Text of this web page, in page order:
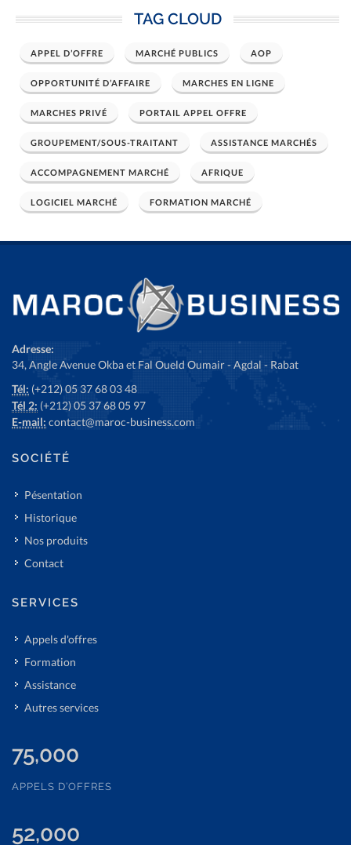
TAG CLOUD
APPEL D’OFFRE MARCHÉ PUBLICS AOP
OPPORTUNITÉ D’AFFAIRE MARCHES EN LIGNE
MARCHES PRIVÉ PORTAIL APPEL OFFRE
GROUPEMENT/SOUS-TRAITANT ASSISTANCE MARCHÉS
ACCOMPAGNEMENT MARCHÉ AFRIQUE
LOGICIEL MARCHÉ FORMATION MARCHÉ
Adresse:
34, Angle Avenue Okba et Fal Oueld Oumair - Agdal - Rabat
Tél: (+212) 05 37 68 03 48
Tél 2: (+212) 05 37 68 05 97
E-mail: contact@maroc-business.com
SOCIÉTÉ
Pésentation
Historique
Nos produits
Contact
SERVICES
Appels d'offres
Formation
Assistance
Autres services
75,000
APPELS D’OFFRES
52,000